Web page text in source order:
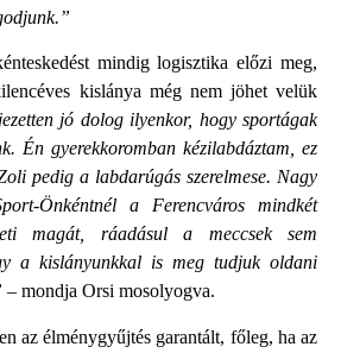
mindig logisztika előzi meg,
kislánya még nem jöhet velük
jó dolog ilyenkor, hogy sportágak
Én gyerekkoromban kézilabdáztam, ez
pedig a labdarúgás szerelmese. Nagy
Önkéntnél a Ferencváros mindkét
magát, ráadásul a meccsek sem
a kislányunkkal is meg tudjuk oldani
– mondja Orsi mosolyogva.
az élménygyűjtés garantált, főleg, ha az